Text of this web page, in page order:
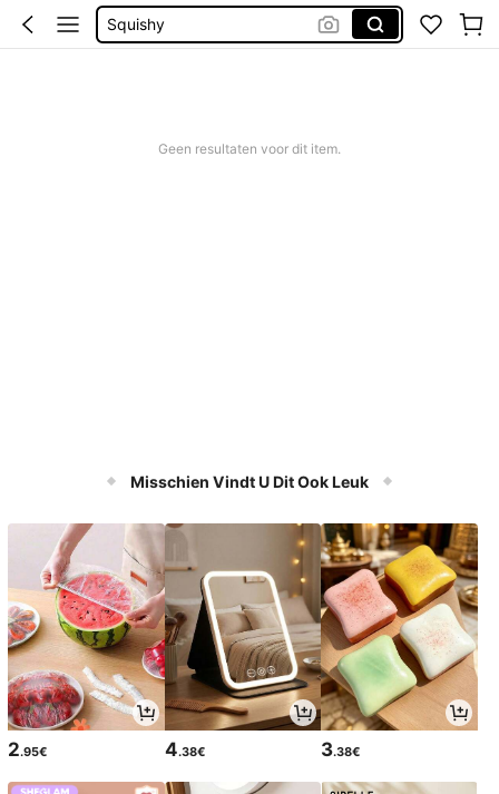
Bikini
Geen resultaten voor dit item.
Misschien Vindt U Dit Ook Leuk
2.95€ 4.38€ 3.38€